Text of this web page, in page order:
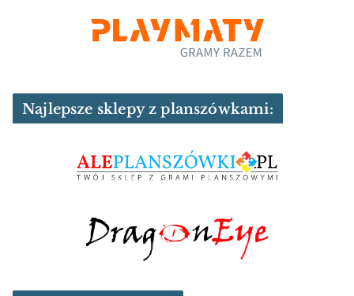
Najlepsze sklepy z planszówkami: